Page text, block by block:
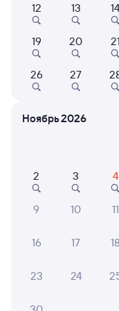
Найдём билет на
Даже если сейчас нет
8,3
Отель
12 13 14
19 20 21
26 27
Ноябрь 2026
2 3 4
9 10 11
16 17 18
23 24